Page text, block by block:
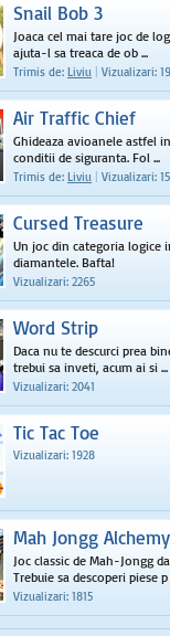
Snail Bob 3
Joaca cel mai tare joc de
ajuta-l sa treaca de ob ...
Trimis de: Liviu Vizualizari:
Air Traffic Chief
Ghideaza avioanele astfel
conditii de siguranta. Fol ...
Trimis de: Liviu Vizualizari:
Cursed Treasure
Un joc din categoria logice
diamantele. Bafta!
Vizualizari: 2265
Word Strip
Daca nu te descurci prea
trebui sa inveti, acum ai si ...
Vizualizari: 2041
Tic Tac Toe
Vizualizari: 1928
Mah Jongg Alchemy
Joc classic de Mah-Jongg
Trebuie sa descoperi piese p
Vizualizari: 1815